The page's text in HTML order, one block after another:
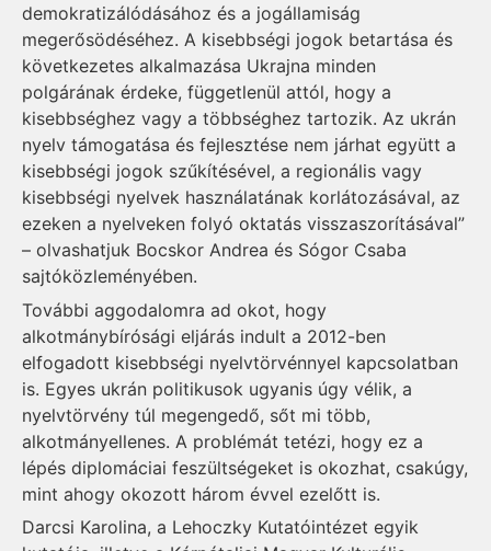
demokratizálódásához és a jogállamiság
megerősödéséhez. A kisebbségi jogok betartása és
következetes alkalmazása Ukrajna minden
polgárának érdeke, függetlenül attól, hogy a
kisebbséghez vagy a többséghez tartozik. Az ukrán
nyelv támogatása és fejlesztése nem járhat együtt a
kisebbségi jogok szűkítésével, a regionális vagy
kisebbségi nyelvek használatának korlátozásával, az
ezeken a nyelveken folyó oktatás visszaszorításával”
– olvashatjuk Bocskor Andrea és Sógor Csaba
sajtóközleményében.
További aggodalomra ad okot, hogy
alkotmánybírósági eljárás indult a 2012-ben
elfogadott kisebbségi nyelvtörvénnyel kapcsolatban
is. Egyes ukrán politikusok ugyanis úgy vélik, a
nyelvtörvény túl megengedő, sőt mi több,
alkotmányellenes. A problémát tetézi, hogy ez a
lépés diplomáciai feszültségeket is okozhat, csakúgy,
mint ahogy okozott három évvel ezelőtt is.
Darcsi Karolina, a Lehoczky Kutatóintézet egyik